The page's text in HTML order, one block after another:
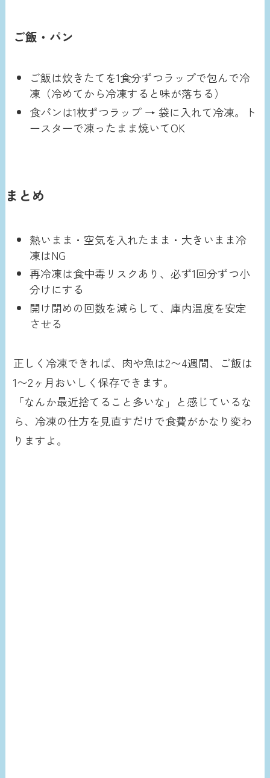
ご飯・パン
ご飯は炊きたてを1食分ずつラップで包んで冷
凍（冷めてから冷凍すると味が落ちる）
食パンは1枚ずつラップ → 袋に入れて冷凍。ト
ースターで凍ったまま焼いてOK
まとめ
熱いまま・空気を入れたまま・大きいまま冷
凍はNG
再冷凍は食中毒リスクあり、必ず1回分ずつ小
分けにする
開け閉めの回数を減らして、庫内温度を安定
させる
正しく冷凍できれば、肉や魚は2〜4週間、ご飯は
1〜2ヶ月おいしく保存できます。
「なんか最近捨てること多いな」と感じているな
ら、冷凍の仕方を見直すだけで食費がかなり変わ
りますよ。